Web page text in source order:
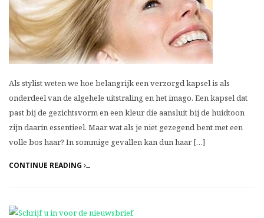
Als stylist weten we hoe belangrijk een verzorgd kapsel is als
onderdeel van de algehele uitstraling en het imago. Een kapsel dat
past bij de gezichtsvorm en een kleur die aansluit bij de huidtoon
zijn daarin essentieel. Maar wat als je niet gezegend bent met een
volle bos haar? In sommige gevallen kan dun haar […]
CONTINUE READING